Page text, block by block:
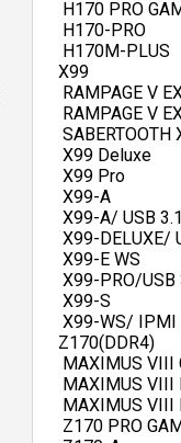
H170 PRO
H170-PRO
H170M-
X99
RAMPAGE V
RAMPAGE V
X99 Deluxe
X99 Pro
X99-A
X99-A/ USB
X99-
X99-E WS
X99-PRO/
X99-S
X99-WS/
Z170(DDR4)
MAXIMUS
MAXIMUS
MAXIMUS VIII
Z170 PRO